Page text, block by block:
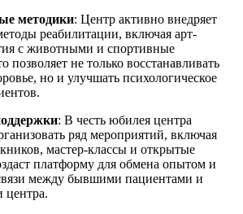
методики: Центр активно внедряет
реабилитации, включая арт-
с животными и спортивные
позволяет не только восстанавливать
но и улучшать психологическое
: В честь юбилея центра
ряд мероприятий, включая
мастер-классы и открытые
платформу для обмена опытом и
между бывшими пациентами и
центра.